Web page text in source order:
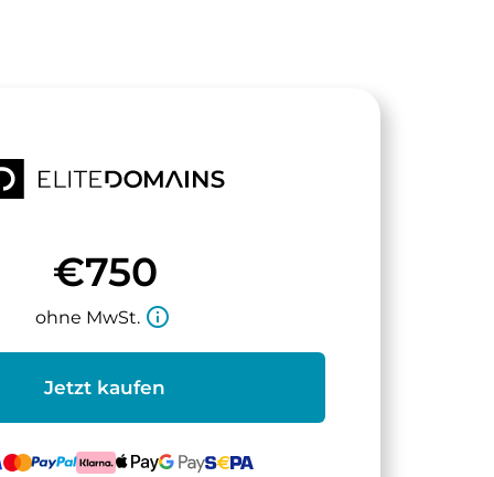
€750
ohne MwSt. info_outline
Jetzt kaufen